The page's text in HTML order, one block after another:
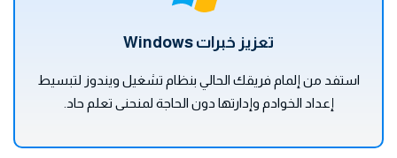
تعزيز خبرات Windows
استفد من إلمام فريقك الحالي بنظام تشغيل ويندوز لتبسيط
إعداد الخوادم وإدارتها دون الحاجة لمنحنى تعلم حاد.